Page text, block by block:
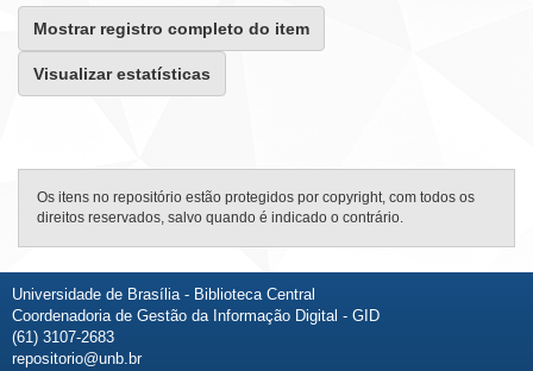
Mostrar registro completo do item
Visualizar estatísticas
Os itens no repositório estão protegidos por copyright, com todos os
direitos reservados, salvo quando é indicado o contrário.
Universidade de Brasília - Biblioteca Central
Coordenadoria de Gestão da Informação Digital - GID
(61) 3107-2683
repositorio@unb.br